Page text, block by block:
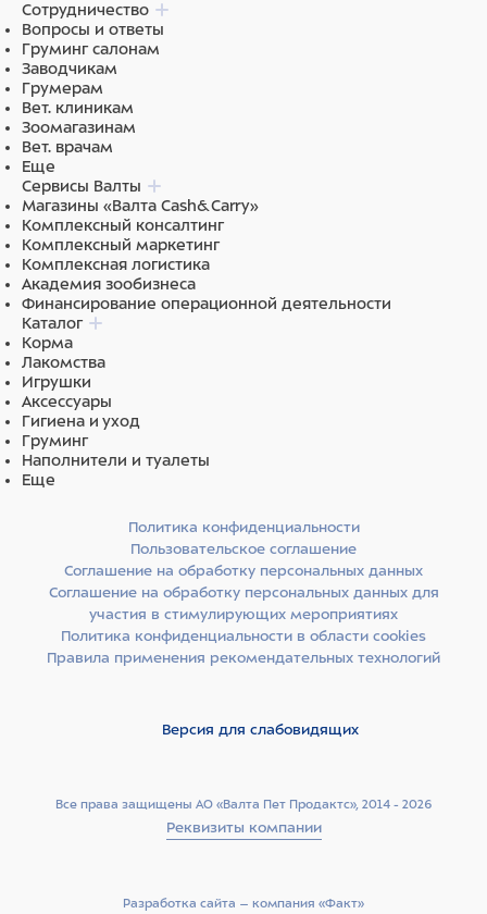
Сотрудничество
Вопросы и ответы
Груминг салонам
Заводчикам
Грумерам
Вет. клиникам
Зоомагазинам
Вет. врачам
Еще
Сервисы Валты
Магазины «Валта Cash&Carry»
Комплексный консалтинг
Комплексный маркетинг
Комплексная логистика
Академия зообизнеса
Финансирование операционной деятельности
Каталог
Корма
Лакомства
Игрушки
Аксессуары
Гигиена и уход
Груминг
Наполнители и туалеты
Еще
Все права защищены АО «Валта Пет Продактс», 2014 - 2026
Реквизиты компании
Политика конфиденциальности
Пользовательское соглашение
Соглашение на обработку персональных данных
Соглашение на обработку персональных данных для
участия в стимулирующих мероприятиях
Политика конфиденциальности в области cookies
Правила применения рекомендательных технологий
Версия для слабовидящих
Разработка сайта –­ компания «Факт»